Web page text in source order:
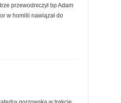
przewodniczył bp Adam
w homilii nawiązał do